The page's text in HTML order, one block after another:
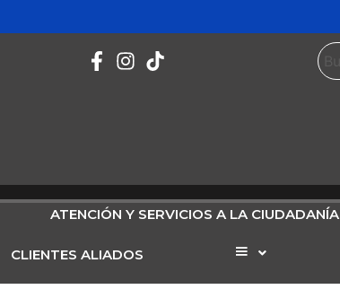
ATENCIÓN Y SERVICIOS A LA CIUDADANÍA
CLIENTES ALIADOS Elemento
menú